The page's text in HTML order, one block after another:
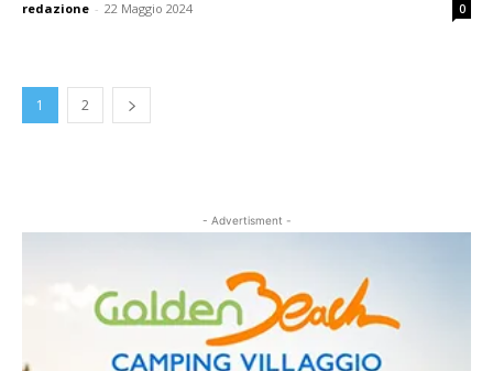
redazione - 22 Maggio 2024 0
1 2
- Advertisment -